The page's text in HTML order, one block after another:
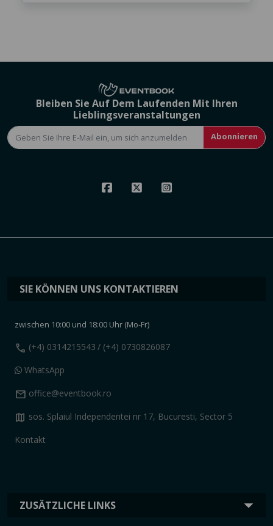
Bleiben Sie Auf Dem Laufenden Mit Ihren
Lieblingsveranstaltungen
Abonnieren
ZUSÄTZLICHE LINKS
SIE KÖNNEN UNS KONTAKTIEREN
zwischen 10:00 und 18:00 Uhr (Mo-Fr)
call (+4) 0314215543 / (+4) 0730826087
WhatsApp
mail office@eventbook.ro
map sos. Splaiul Independentei nr 17, Bucuresti, Sector 5
Kontakt